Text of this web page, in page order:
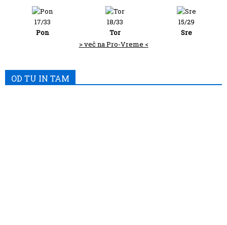
17/33
Pon
18/33
Tor
15/29
Sre
> več na Pro-Vreme <
OD TU IN TAM